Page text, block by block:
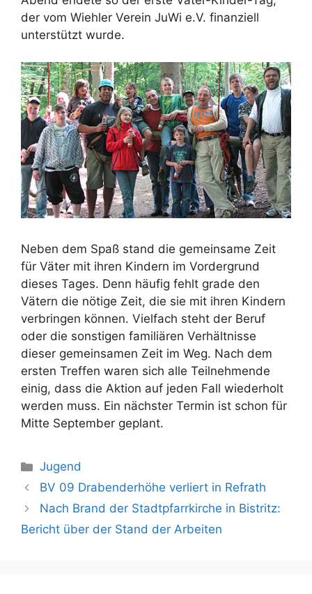
der vom Wiehler Verein JuWi e.V. finanziell
unterstützt wurde.
Neben dem Spaß stand die gemeinsame Zeit
für Väter mit ihren Kindern im Vordergrund
dieses Tages. Denn häufig fehlt grade den
Vätern die nötige Zeit, die sie mit ihren Kindern
verbringen können. Vielfach steht der Beruf
oder die sonstigen familiären Verhältnisse
dieser gemeinsamen Zeit im Weg. Nach dem
ersten Treffen waren sich alle Teilnehmende
einig, dass die Aktion auf jeden Fall wiederholt
werden muss. Ein nächster Termin ist schon für
Mitte September geplant.
Kategorien
Jugend
BV 09 Drabenderhöhe verliert in Refrath
Nach Brand der Stadtpfarrkirche in Bistritz:
Bericht über der Stand der Arbeiten